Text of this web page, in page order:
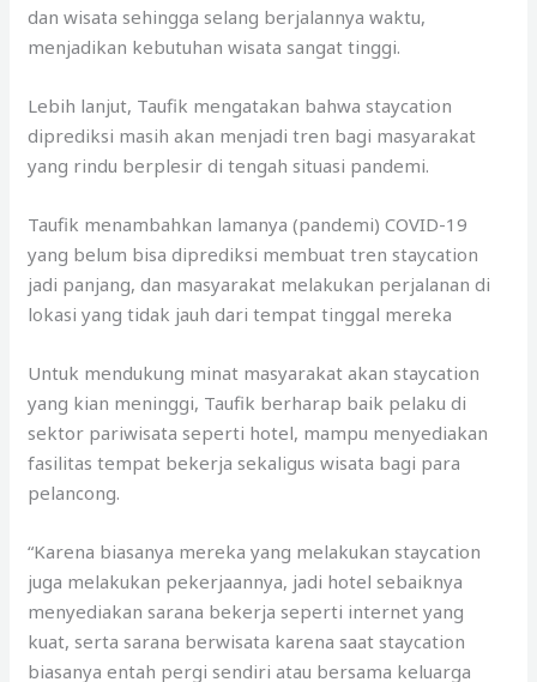
dan wisata sehingga selang berjalannya waktu,
menjadikan kebutuhan wisata sangat tinggi.
Lebih lanjut, Taufik mengatakan bahwa staycation
diprediksi masih akan menjadi tren bagi masyarakat
yang rindu berplesir di tengah situasi pandemi.
Taufik menambahkan lamanya (pandemi) COVID-19
yang belum bisa diprediksi membuat tren staycation
jadi panjang, dan masyarakat melakukan perjalanan di
lokasi yang tidak jauh dari tempat tinggal mereka
Untuk mendukung minat masyarakat akan staycation
yang kian meninggi, Taufik berharap baik pelaku di
sektor pariwisata seperti hotel, mampu menyediakan
fasilitas tempat bekerja sekaligus wisata bagi para
pelancong.
“Karena biasanya mereka yang melakukan staycation
juga melakukan pekerjaannya, jadi hotel sebaiknya
menyediakan sarana bekerja seperti internet yang
kuat, serta sarana berwisata karena saat staycation
biasanya entah pergi sendiri atau bersama keluarga